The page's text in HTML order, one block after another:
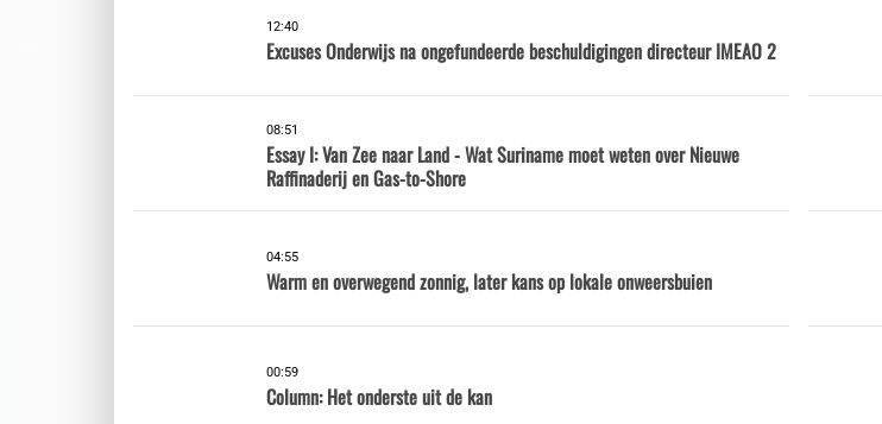
12:40
Excuses Onderwijs na ongefundeerde beschuldigingen directeur IMEAO 2
08:51
Essay I: Van Zee naar Land - Wat Suriname moet weten over Nieuwe
Raffinaderij en Gas-to-Shore
04:55
Warm en overwegend zonnig, later kans op lokale onweersbuien
00:59
Column: Het onderste uit de kan